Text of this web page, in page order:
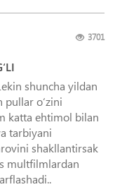
3701
shuncha yildan
oʻzini
katta ehtimol bilan
tarbiyani
shakllantirsak
multfilmlardan